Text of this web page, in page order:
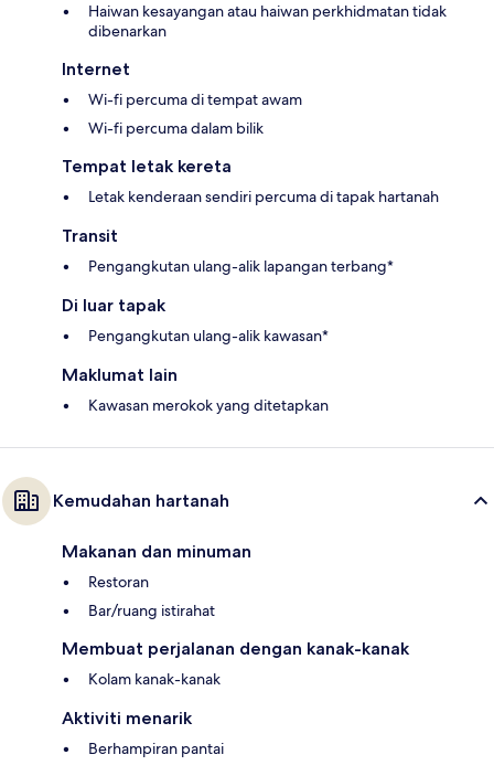
Haiwan kesayangan atau haiwan perkhidmatan tidak
dibenarkan
Internet
Wi-fi percuma di tempat awam
Wi-fi percuma dalam bilik
Tempat letak kereta
Letak kenderaan sendiri percuma di tapak hartanah
Transit
Pengangkutan ulang-alik lapangan terbang*
Di luar tapak
Pengangkutan ulang-alik kawasan*
Maklumat lain
Kawasan merokok yang ditetapkan
Kemudahan hartanah
Makanan dan minuman
Restoran
Bar/ruang istirahat
Membuat perjalanan dengan kanak-kanak
Kolam kanak-kanak
Aktiviti menarik
Berhampiran pantai